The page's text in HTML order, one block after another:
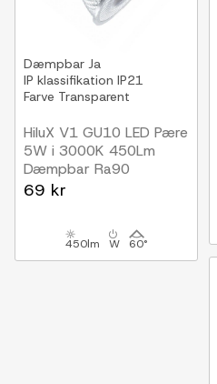
Dæmpbar Ja
IP klassifikation IP21
Farve Transparent
HiluX V1 GU10 LED Pære
5W i 3000K 450Lm
Dæmpbar Ra90
69 kr
450lm W 60°